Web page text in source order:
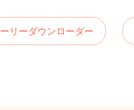
リーダウンローダー